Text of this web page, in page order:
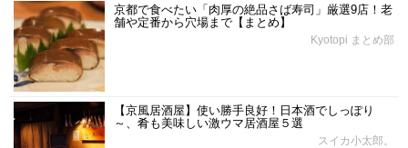
京都で食べたい「肉厚の絶品さば寿司」厳選9店！老
舗や定番から穴場まで【まとめ】
Kyotopi まとめ部
【京風居酒屋】使い勝手良好！日本酒でしっぽり
～、肴も美味しい激ウマ居酒屋５選
スイカ小太郎。